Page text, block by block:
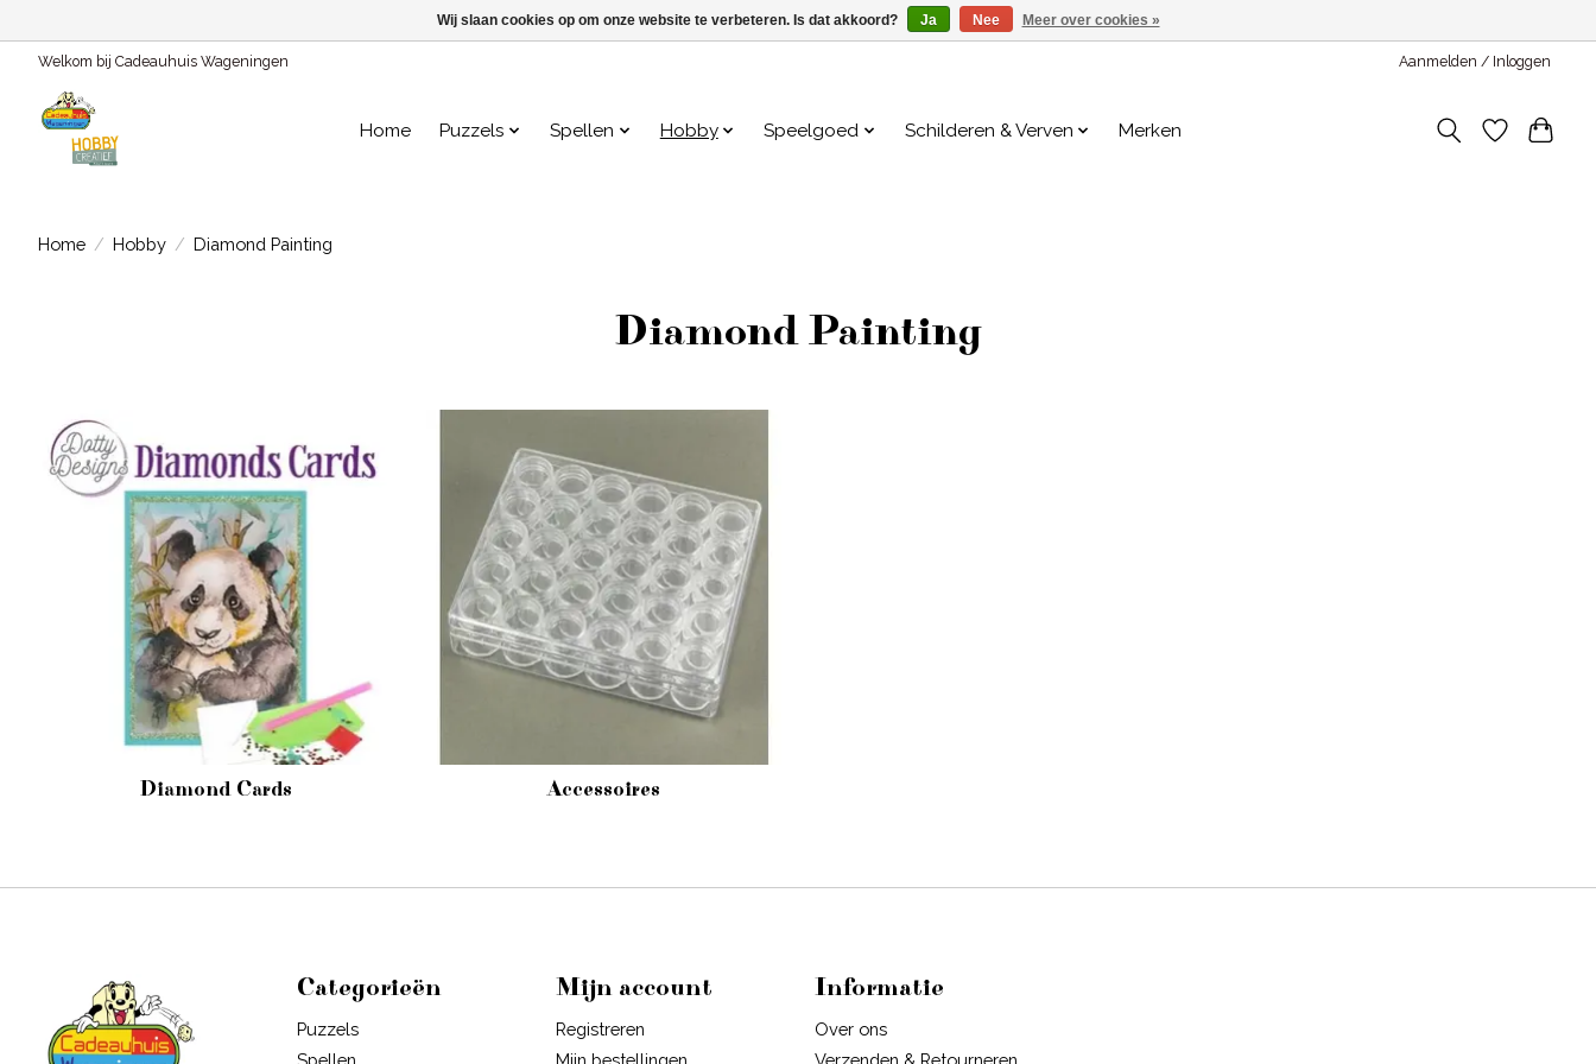
Welkom bij Cadeauhuis Wageningen Aanmelden / Inloggen
Home Puzzels Spellen Hobby Speelgoed Schilderen & Verven Merken
Home / Hobby / Diamond Painting
Diamond Painting
Diamond Cards Accessoires
Categorieën
Puzzels
Mijn account
Registreren
Informatie
Over ons
Wij slaan cookies op om onze website te verbeteren. Is dat akkoord? Ja Nee Meer over cookies »